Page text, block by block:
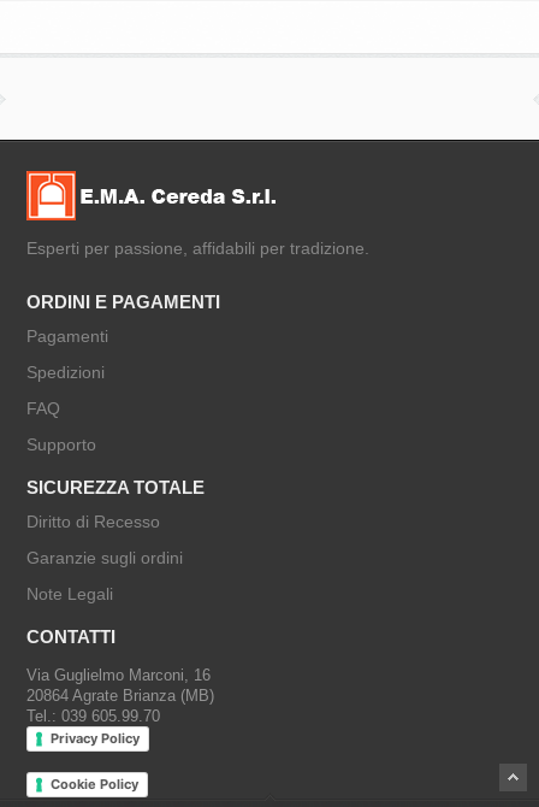
Esperti per passione, affidabili per tradizione.
ORDINI E PAGAMENTI
Pagamenti
Spedizioni
FAQ
Supporto
SICUREZZA TOTALE
Diritto di Recesso
Garanzie sugli ordini
Note Legali
CONTATTI
Via Guglielmo Marconi, 16
20864 Agrate Brianza (MB)
Tel.: 039 605.99.70
Privacy Policy
Cookie Policy